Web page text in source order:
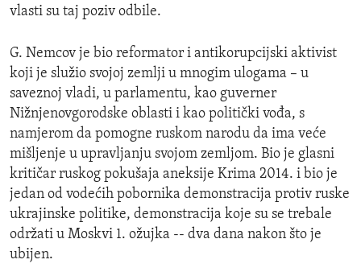
vlasti su taj poziv odbile.
G. Nemcov je bio reformator i antikorupcijski aktivist
koji je služio svojoj zemlji u mnogim ulogama – u
saveznoj vladi, u parlamentu, kao guverner
Nižnjenovgorodske oblasti i kao politički vođa, s
namjerom da pomogne ruskom narodu da ima veće
mišljenje u upravljanju svojom zemljom. Bio je glasni
kritičar ruskog pokušaja aneksije Krima 2014. i bio je
jedan od vodećih pobornika demonstracija protiv ruske
ukrajinske politike, demonstracija koje su se trebale
održati u Moskvi 1. ožujka -- dva dana nakon što je
ubijen.